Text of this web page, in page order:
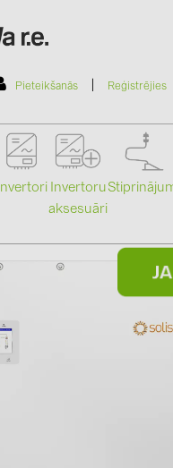
Pieteikšanās Reģistrējies
Invertori Invertoru
aksesuāri